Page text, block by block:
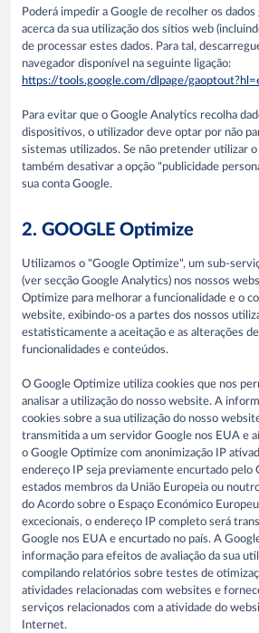
Poderá impedir a Google de recolher os
acerca da sua utilização dos sítios web
de processar estes dados. Para tal,
navegador disponível na seguinte ligação:
https://tools.google.com/dlpage/
Para evitar que o Google Analytics recolha
dispositivos, o utilizador deve optar por não
sistemas utilizados. Se não pretender utilizar
também desativar a opção "publicidade
sua conta Google.
2. GOOGLE Optimize
Utilizamos o "Google Optimize", um sub-
(ver secção Google Analytics) nos nossos
Optimize para melhorar a funcionalidade e o
website, exibindo-os a partes dos nossos
estatisticamente a aceitação e as alterações
funcionalidades e conteúdos.
O Google Optimize utiliza cookies que nos
analisar a utilização do nosso website. A
cookies sobre a sua utilização do nosso
transmitida a um servidor Google nos EUA e
o Google Optimize com anonimização IP
endereço IP seja previamente encurtado pelo
estados membros da União Europeia ou
do Acordo sobre o Espaço Económico
excecionais, o endereço IP completo será
Google nos EUA e encurtado no país. A
informação para efeitos de avaliação da sua
compilando relatórios sobre testes de
atividades relacionadas com websites e
serviços relacionados com a atividade do
Internet.